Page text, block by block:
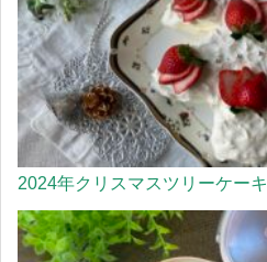
2024年クリスマスツリーケーキ